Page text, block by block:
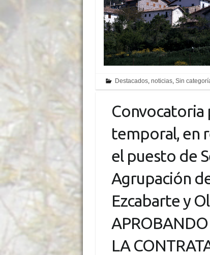
Destacados, noticias, Sin
Convocatoria
temporal, en
el puesto de
Agrupación
Ezcabarte y
APROBANDO
LA